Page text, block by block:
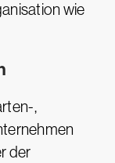
wie
,
der